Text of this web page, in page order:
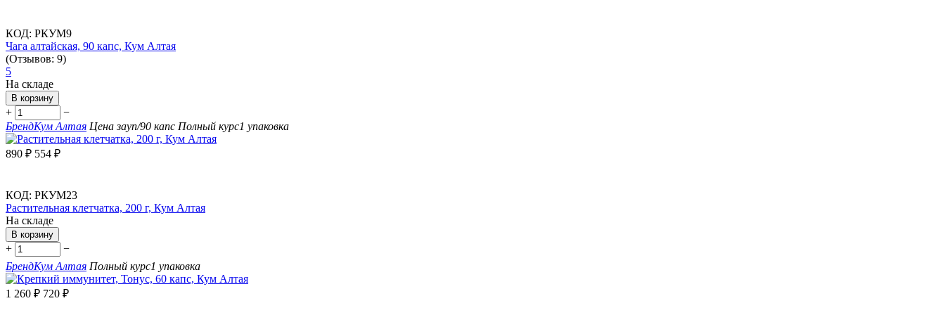
КОД: РКУМ9
Чага алтайская, 90 капс, Кум Алтая
(Отзывов: 9)
5
На складе
В корзину
+
−
БрендКум Алтая Цена зауп/90 капс Полный курс1 упаковка
890 ₽ 554 ₽
КОД: РКУМ23
Растительная клетчатка, 200 г, Кум Алтая
На складе
В корзину
+
−
БрендКум Алтая Полный курс1 упаковка
1 260 ₽ 720 ₽